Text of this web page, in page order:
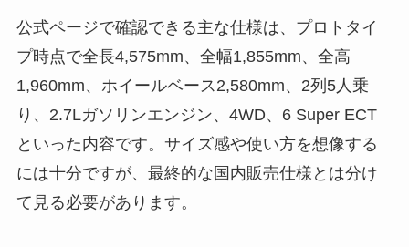
公式ページで確認できる主な仕様は、プロトタイ
プ時点で全長4,575mm、全幅1,855mm、全高
1,960mm、ホイールベース2,580mm、2列5人乗
り、2.7Lガソリンエンジン、4WD、6 Super ECT
といった内容です。サイズ感や使い方を想像する
には十分ですが、最終的な国内販売仕様とは分け
て見る必要があります。